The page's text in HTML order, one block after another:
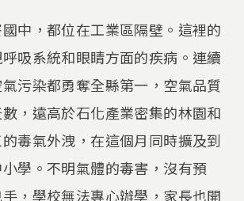
中，都位在工業區隔壁。這裡的
吸系統和眼睛方面的疾病。連續
污染都勇奪全縣第一，空氣品質
，遠高於石化產業密集的林園和
毒氣外洩，在這個月同時擴及到
學。不明氣體的毒害，沒有預
，學校無法專心辦學，家長也開